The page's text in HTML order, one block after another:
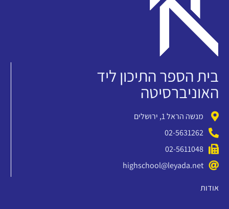
בית הספר התיכון ליד
האוניברסיטה
מנשה הראל 1, ירושלים
02-5631262
02-5611048
highschool@leyada.net
אודות